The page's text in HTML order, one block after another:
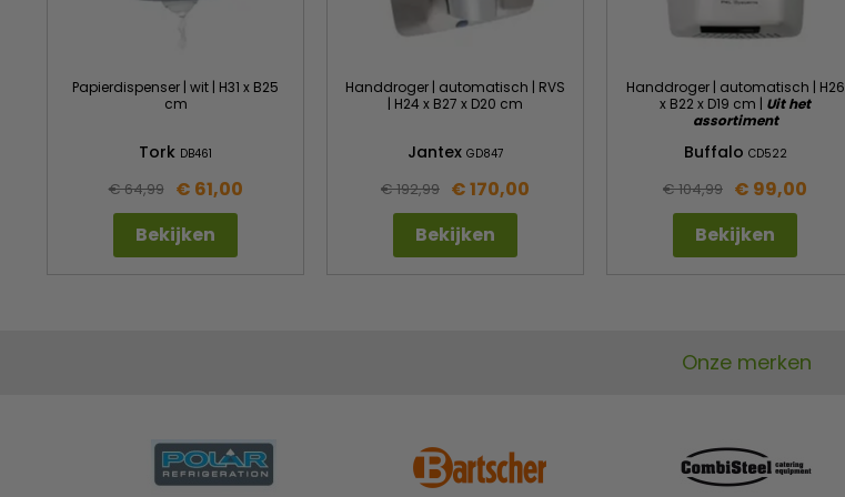
Papierdispenser | wit | H31 x B25
cm
Tork DB461
€ 64,99
€ 61,00
Bekijken
Handdroger | automatisch | RVS
| H24 x B27 x D20 cm
Jantex GD847
€ 192,99 € 170,00
Bekijken
Handdroger | automatisch | H26
x B22 x D19 cm | Uit het
assortiment
Buffalo CD522
€ 104,99 € 99,00
Bekijken
Onze merken